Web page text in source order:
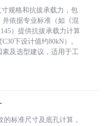
规格和抗拔承载力，包
依据专业标准（如《混
）提供抗拔承载力计算
下设计值约80kN）。
及选型建议，适用于工
的标准尺寸及底孔计算，